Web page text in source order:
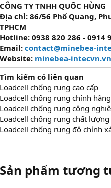
CÔNG TY TNHH QUỐC HÙNG
Địa chỉ: 86/56 Phổ Quang,
TPHCM
Hotline: 0938 820 286 - 0914
Email: contact@minebea-
Website: minebea-intecvn.vn
Tìm kiếm có liên quan
Loadcell chống rung cao cấp
Loadcell chống rung chính hãng
Loadcell chống rung công
Loadcell chống rung chất lượng
Loadcell chống rung độ chính
Sản phẩm tương